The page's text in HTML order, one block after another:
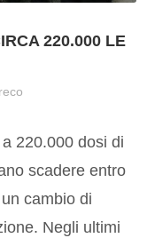
220.000 LE
220.000 dosi di
scadere entro
cambio di
Negli ultimi